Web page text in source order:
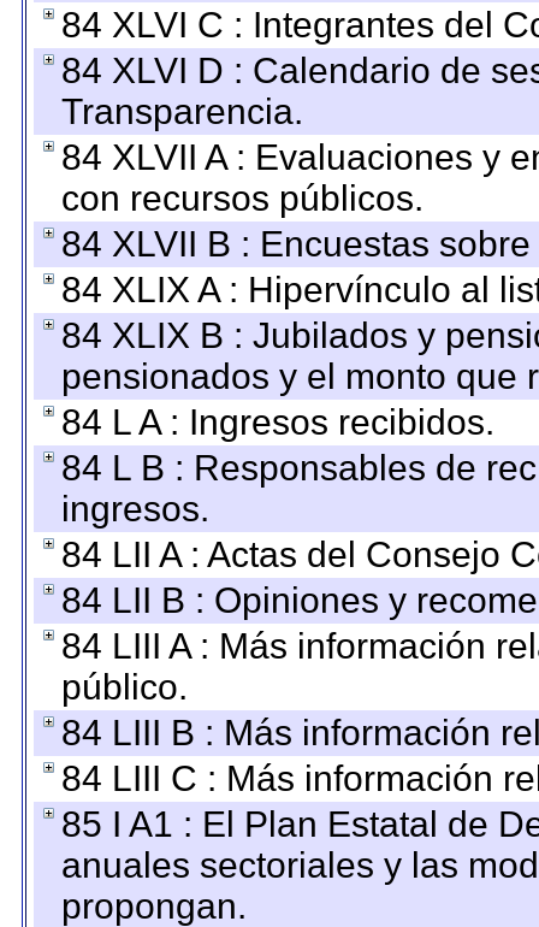
84 XLVI C : Integrantes del
84 XLVI D : Calendario de
Transparencia.
84 XLVII A : Evaluaciones y
con recursos públicos.
84 XLVII B : Encuestas
84 XLIX A : Hipervínculo al
84 XLIX B : Jubilados y
pensionados y el monto que
84 L A : Ingresos recibidos.
84 L B : Responsables de
ingresos.
84 LII A : Actas del Consejo
84 LII B : Opiniones y
84 LIII A : Más información
público.
84 LIII B : Más información
84 LIII C : Más información
85 I A1 : El Plan Estatal de
anuales sectoriales y las
propongan.